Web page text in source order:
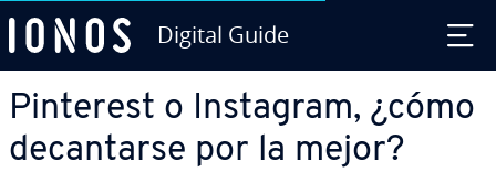
Digital Guide
Pinterest o Instagram, ¿cómo
de­ca­n­tar­se por la mejor?